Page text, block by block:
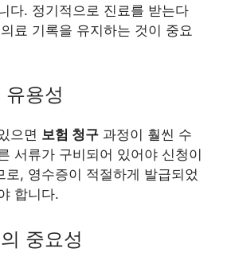
다. 정기적으로 진료를 받는다
료 기록을 유지하는 것이 중요
용성
으면 보험 청구 과정이 훨씬 수
서류가 구비되어 있어야 신청이
로, 영수증이 적절하게 발급되었
합니다.
중요성